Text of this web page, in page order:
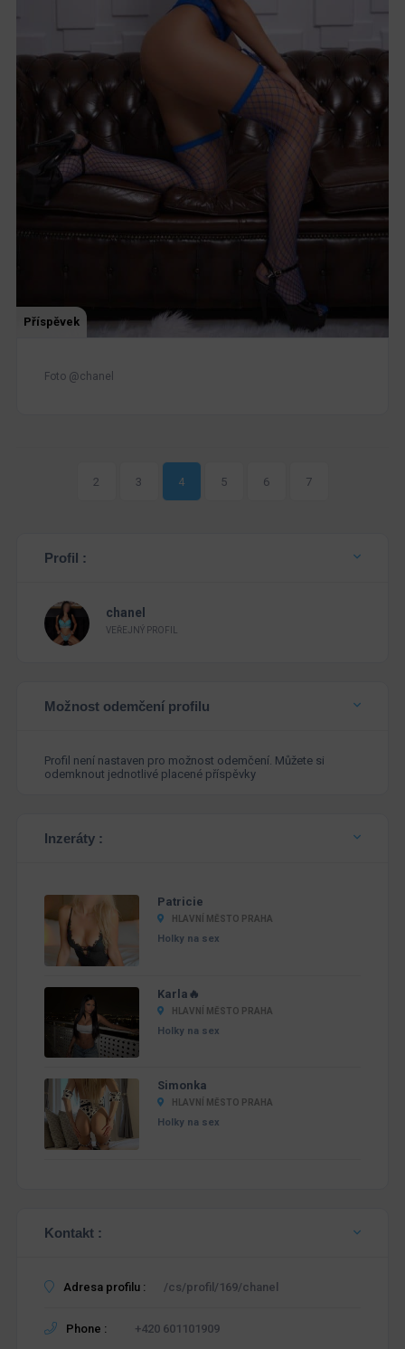
Příspěvek
Foto @chanel
2 3 4 5 6 7
Profil :
chanel
VEŘEJNÝ PROFIL
Možnost odemčení profilu
Profil není nastaven pro možnost odemčení. Můžete si
odemknout jednotlivé placené příspěvky
Inzeráty :
Patricie
HLAVNÍ MĚSTO PRAHA
Holky na sex
Karla🔥
HLAVNÍ MĚSTO PRAHA
Holky na sex
Simonka
HLAVNÍ MĚSTO PRAHA
Holky na sex
Kontakt :
Adresa profilu : /cs/profil/169/chanel
Phone : +420 601101909